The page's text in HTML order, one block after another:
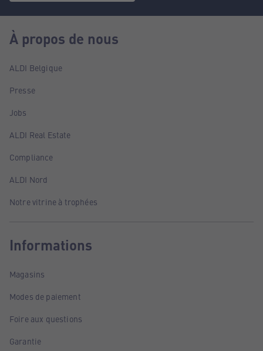
À propos de nous
ALDI Belgique
Presse
Jobs
ALDI Real Estate
Compliance
ALDI Nord
Notre vitrine à trophées
Informations
Magasins
Modes de paiement
Foire aux questions
Garantie